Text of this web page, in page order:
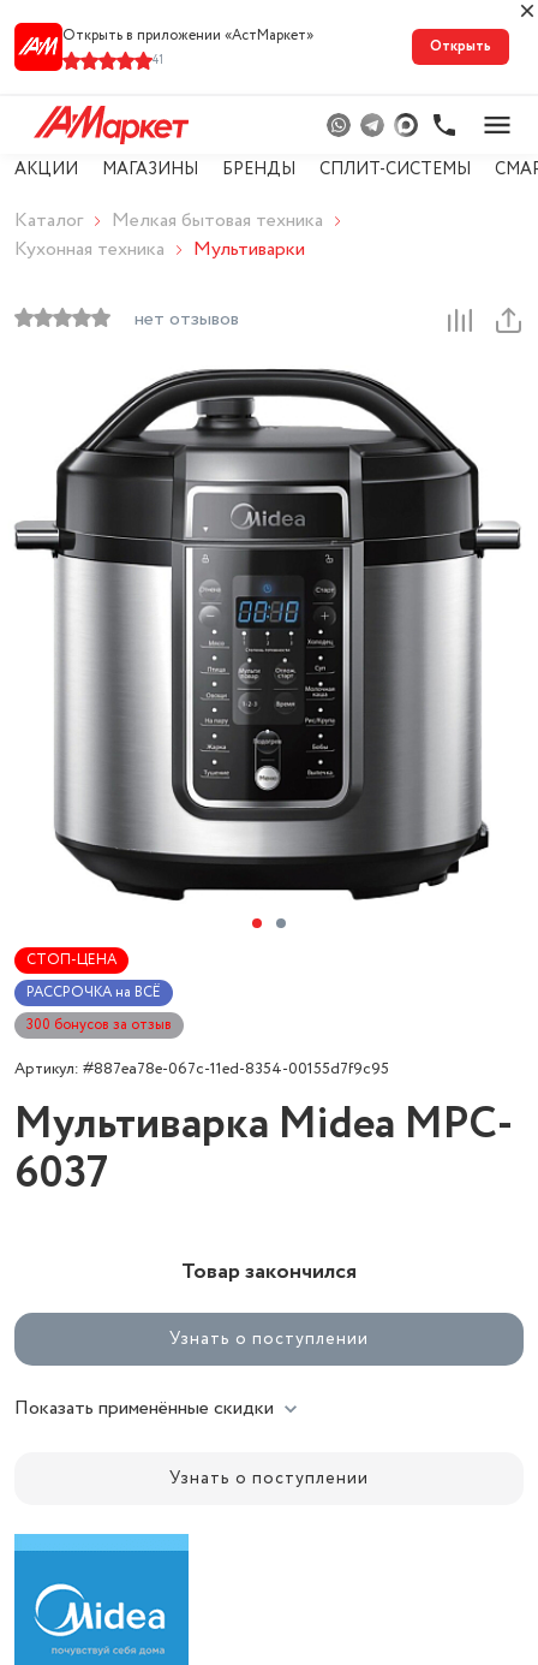
Открыть в приложении «АстМарке‪т‬»
41
Открыть
АКЦИИ МАГАЗИНЫ БРЕНДЫ СПЛИТ-СИСТЕМЫ
Каталог
Мелкая бытовая техника
Кухонная техника
Мультиварки
нет отзывов
СТОП-ЦЕНА
РАССРОЧКА на ВСЁ
300 бонусов за отзыв
Артикул: #887ea78e-067c-11ed-8354-00155d7f9c95
Мультиварка Midea MPC-
6037
Товар закончился
Узнать о поступлении
Показать применённые скидки
Узнать о поступлении